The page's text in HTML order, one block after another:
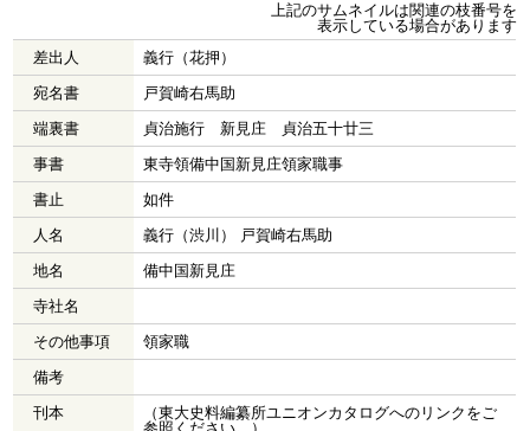
上記のサムネイルは関連の枝番号を
表示している場合があります
差出人
義行（花押）
宛名書
戸賀崎右馬助
端裏書
貞治施行 新見庄 貞治五十廿三
事書
東寺領備中国新見庄領家職事
書止
如件
人名
義行（渋川） 戸賀崎右馬助
地名
備中国新見庄
寺社名
その他事項
領家職
備考
刊本
（東大史料編纂所ユニオンカタログへのリンクをご